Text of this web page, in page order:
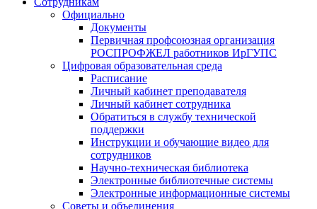
Официально
Документы
Первичная профсоюзная организация
РОСПРОФЖЕЛ работников ИрГУПС
Цифровая образовательная среда
Расписание
Личный кабинет преподавателя
Личный кабинет сотрудника
Обратиться в службу технической
поддержки
Инструкции и обучающие видео для
сотрудников
Научно-техническая библиотека
Электронные библиотечные системы
Электронные информационные системы
Советы и объединения